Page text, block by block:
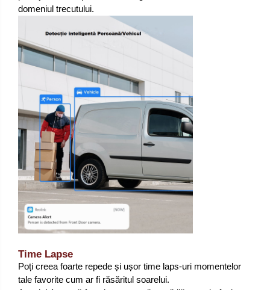
domeniul trecutului.
Time Lapse
Poți creea foarte repede și ușor time laps-uri momentelor
tale favorite cum ar fi răsăritul soarelui.